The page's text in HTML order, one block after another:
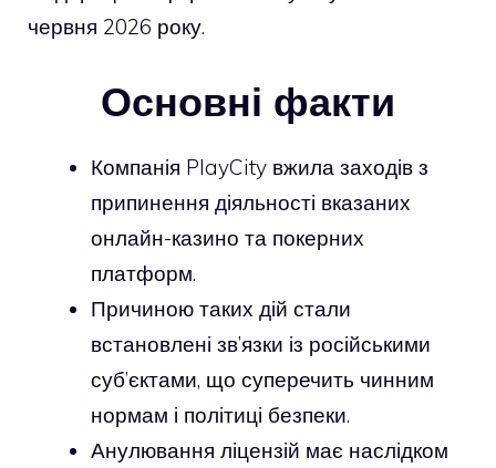
червня 2026 року.
Основні факти
Компанія PlayCity вжила заходів з
припинення діяльності вказаних
онлайн-казино та покерних
платформ.
Причиною таких дій стали
встановлені зв’язки із російськими
суб’єктами, що суперечить чинним
нормам і політиці безпеки.
Анулювання ліцензій має наслідком